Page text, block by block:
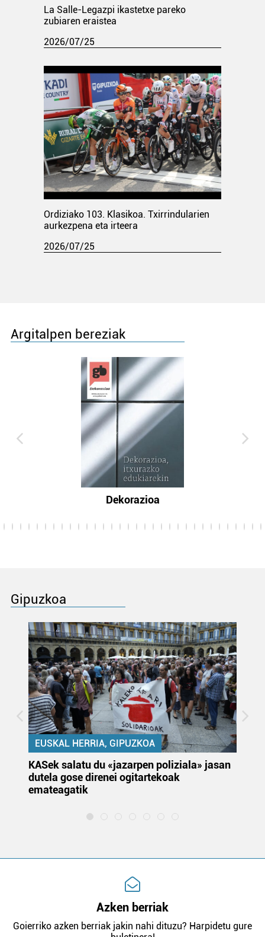
La Salle-Legazpi ikastetxe pareko
zubiaren eraistea
2026/07/25
Ordiziako 103. Klasikoa. Txirrindularien
aurkezpena eta irteera
2026/07/25
Argitalpen bereziak
Dekorazioa
Gipuzkoa
EUSKAL HERRIA, GIPUZKOA
KASek salatu du «jazarpen poliziala» jasan
dutela gose direnei ogitartekoak
emateagatik
Azken berriak
Goierriko azken berriak jakin nahi dituzu? Harpidetu gure